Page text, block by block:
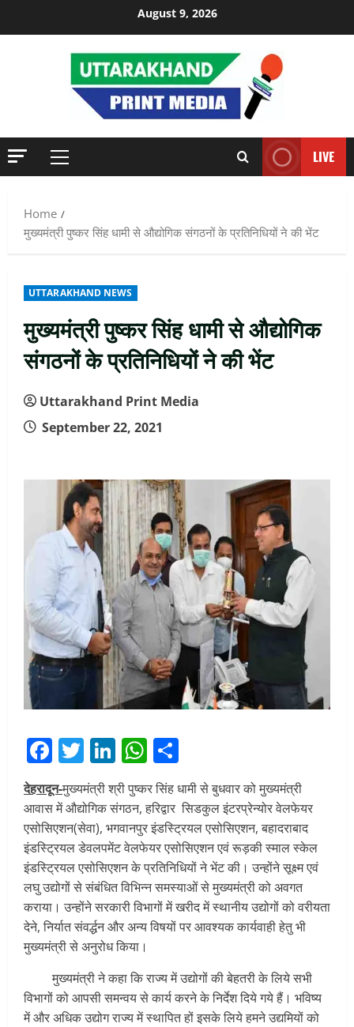
August 9, 2026
Primary
LIVE
Home
मुख्यमंत्री पुष्कर सिंह धामी से औद्योगिक संगठनों के प्रतिनिधियों ने की भेंट
UTTARAKHAND NEWS
मुख्यमंत्री पुष्कर सिंह धामी से औद्योगिक
संगठनों के प्रतिनिधियों ने की भेंट
Uttarakhand Print Media
September 22, 2021
Facebook
Twitter
LinkedIn
WhatsApp
देहरादून-मुख्यमंत्री श्री पुष्कर सिंह धामी से बुधवार को मुख्यमंत्री
आवास में औद्योगिक संगठन, हरिद्वार सिडकुल इंटरप्रेन्योर वेलफेयर
एसोसिएशन(सेवा), भगवानपुर इंडस्ट्रियल एसोसिएशन, बहादराबाद
इंडस्ट्रियल डेवलपमेंट वेलफेयर एसोसिएशन एवं रूड़की स्माल स्केल
इंडस्ट्रियल एसोसिएशन के प्रतिनिधियों ने भेंट की। उन्होंने सूक्ष्म एवं
लघु उद्योगों से संबंधित विभिन्न समस्याओं से मुख्यमंत्री को अवगत
कराया। उन्होंने सरकारी विभागों में खरीद में स्थानीय उद्योगों को वरीयता
देने, निर्यात संवर्द्धन और अन्य विषयों पर आवश्यक कार्यवाही हेतु भी
मुख्यमंत्री से अनुरोध किया।
मुख्यमंत्री ने कहा कि राज्य में उद्योगों की बेहतरी के लिये सभी
विभागों को आपसी समन्वय से कार्य करने के निर्देश दिये गये हैं। भविष्य
में और अधिक उद्योग राज्य में स्थापित हों इसके लिये हमने उद्यमियों को